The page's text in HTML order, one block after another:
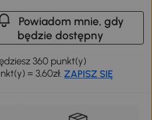
Powiadom mnie, gdy
będzie dostępny
360 punkt(y)
= 3,60zł.ZAPISZ SIĘ